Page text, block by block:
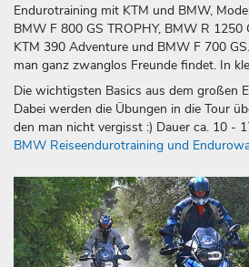
Endurotraining mit KTM und BMW,
BMW F 800 GS TROPHY, BMW R 1250
KTM 390 Adventure und BMW F 700
man ganz zwanglos Freunde findet. In
Die wichtigsten Basics aus dem großen
Dabei werden die Übungen in die Tour
den man nicht vergisst :) Dauer ca. 10 -
BMW Reiseendurotraining und